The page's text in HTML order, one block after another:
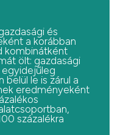
és
a korábban
kombinátként
ölt: gazdasági
egyidejűleg
le is zárul a
eredményeként
százalékra